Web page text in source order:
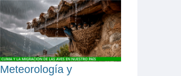
Meteorología y